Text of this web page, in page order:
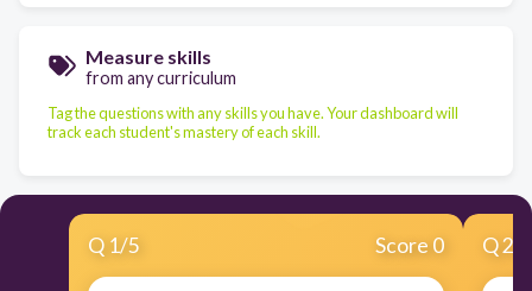
Measure skills
from any curriculum
Tag the questions with any skills you have. Your dashboard will
track each student's mastery of each skill.
Q 1/5 Score 0 Q2